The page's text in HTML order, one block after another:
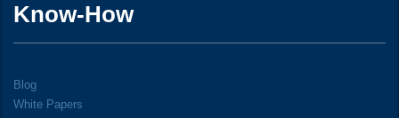
Know-How
Blog
White Papers